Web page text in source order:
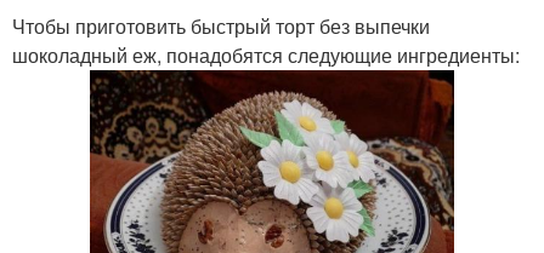
Чтобы приготовить быстрый торт без выпечки
шоколадный еж, понадобятся следующие ингредиенты: